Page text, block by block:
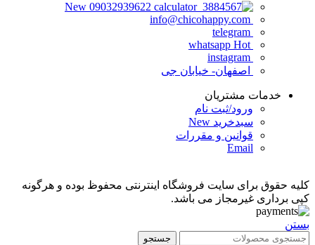
New
Hot
اصفهان- خیابان جی
خدمات مشتریان
ورود/ثبت نام
سبدخرید New
قوانین و مقررات
Email
کلیه حقوق برای سایت فروشگاه اینترنتی محفوظ بوده و هرگونه
کپی برداری غیرمجاز می باشد.
بستن
جستجو